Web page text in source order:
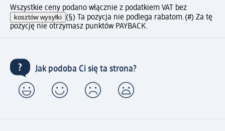
Wszystkie ceny podano włącznie z podatkiem VAT bez
kosztów wysyłki (§) Ta pozycja nie podlega rabatom.(#) Za tę
pozycję nie otrzymasz punktów PAYBACK.
Jak podoba Ci się ta strona?